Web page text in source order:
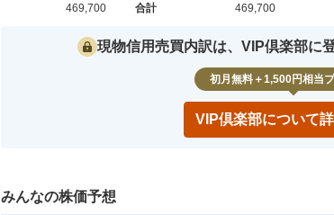
合計
買約定 合計
469,700
売約定 合計
469,700
買
現物信用売買内訳は、VIP倶楽部に
初月無料＋1,500円相当
VIP倶楽部について
みんなの株価予想